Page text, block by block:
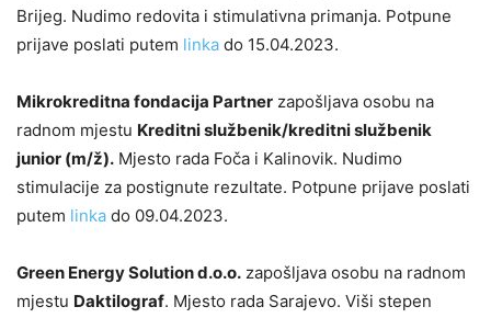
Brijeg. Nudimo redovita i stimulativna primanja. Potpune
prijave poslati putem linka do 15.04.2023.
Mikrokreditna fondacija Partner zapošljava osobu na
radnom mjestu Kreditni službenik/kreditni službenik
junior (m/ž). Mjesto rada Foča i Kalinovik. Nudimo
stimulacije za postignute rezultate. Potpune prijave poslati
putem linka do 09.04.2023.
Green Energy Solution d.o.o. zapošljava osobu na radnom
mjestu Daktilograf. Mjesto rada Sarajevo. Viši stepen